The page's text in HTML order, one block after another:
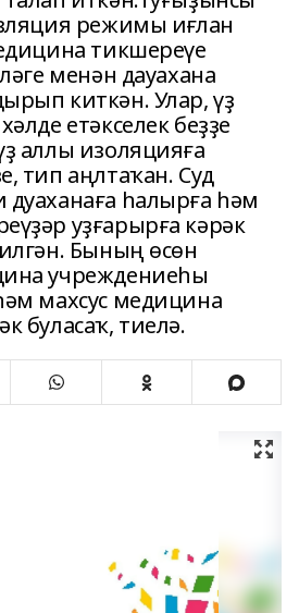
режимы иғлан
тикшереүе
менән дауахана
киткән. Улар, үҙ
етәкселек беҙҙе
аллы изоляцияға
тип аңлтаҡан. Суд
һалырға һәм
уҙғарырға кәрәк
Бының өсөн
учреждениеһы
махсус медицина
буласаҡ, тиелә.